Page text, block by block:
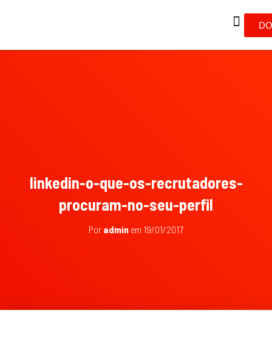
linkedin-o-que-os-recrutadores-
procuram-no-seu-perfil
Por admin em 19/01/2017